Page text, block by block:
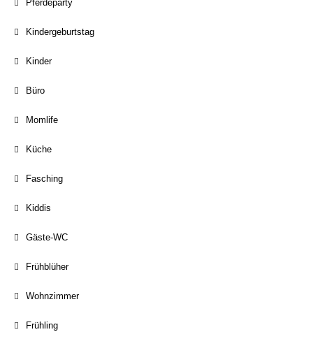
Pferdeparty
Kindergeburtstag
Kinder
Büro
Momlife
Küche
Fasching
Kiddis
Gäste-WC
Frühblüher
Wohnzimmer
Frühling